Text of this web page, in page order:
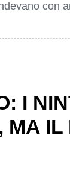
con
I
MA IL